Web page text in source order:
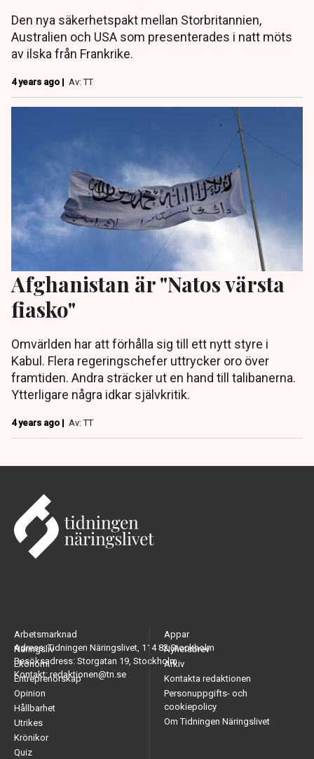
Den nya säkerhetspakt mellan Storbritannien,
Australien och USA som presenterades i natt möts
av ilska från Frankrike.
4 years ago | Av: TT
Afghanistan är "Natos värsta
fiasko"
Omvärlden har att förhålla sig till ett nytt styre i
Kabul. Flera regeringschefer uttrycker oro över
framtiden. Andra sträcker ut en hand till talibanerna.
Ytterligare några idkar självkritik.
4 years ago | Av: TT
Adress: Tidningen Näringslivet, 114 82 Stockholm
Besöksadress: Storgatan 19, Stockholm
Kontakt: redaktionen@tn.se
Arbetsmarknad
Näringsliv
Ekonomi
Entreprenörskap
Opinion
Hållbarhet
Utrikes
Krönikor
Quiz
Appar
Nyhetsbrev
Arkiv
Kontakta redaktionen
Personuppgifts- och
cookiepolicy
Om Tidningen Näringslivet